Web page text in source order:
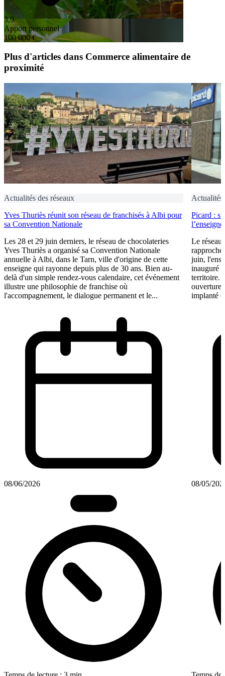
3,9
Apport personnel
100 000 €
Plus d'articles dans Commerce alimentaire de
proximité
Actualités des réseaux
Yves Thuriès réunit son réseau de franchisés à Albi pour
sa Convention Nationale
Les 28 et 29 juin derniers, le réseau de chocolateries
Yves Thuriès a organisé sa Convention Nationale
annuelle à Albi, dans le Tarn, ville d'origine de cette
enseigne qui rayonne depuis plus de 30 ans. Bien au-
delà d'un simple rendez-vous calendaire, cet événement
illustre une philosophie de franchise où
l'accompagnement, le dialogue permanent et le...
08/06/2026
Actualités
Picard :
Le réseau
rapproche
juin,
inauguré
territoire.
implanté
08/05/